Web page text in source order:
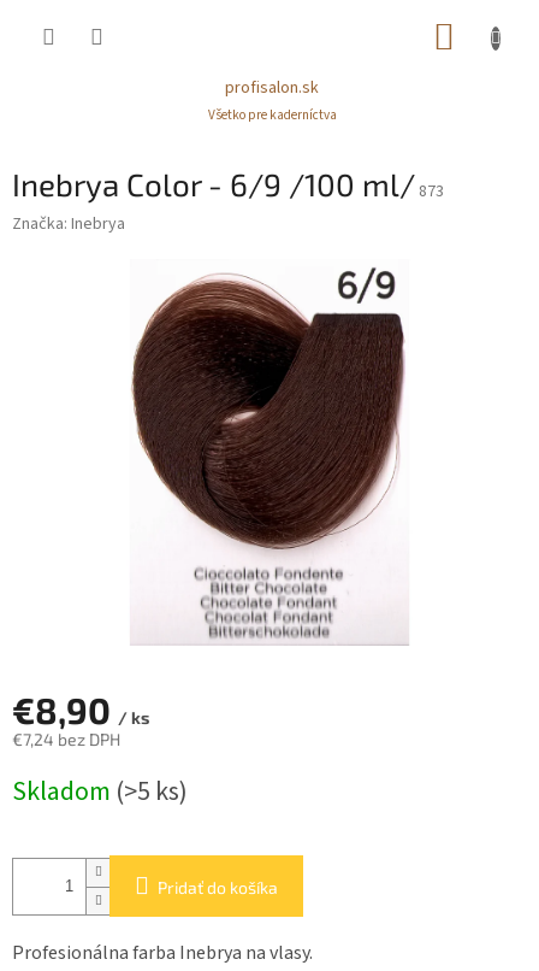
profisalon.sk
Všetko pre kaderníctva
Inebrya Color - 6/9 /100 ml/ 873
Značka: Inebrya
€8,90 / ks
€7,24 bez DPH
cena:
Skladom (>5 ks)
Pridať do košíka
Profesionálna farba Inebrya na vlasy.